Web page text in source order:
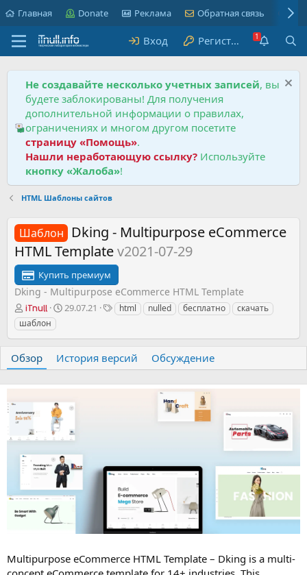
Главная Donate Реклама Обратная связь
Вход Регистрация
Не создавайте несколько учетных записей, вы
будете заблокированы! Для получения
дополнительной информации о правилах,
ограничениях и многом другом посетите
страницу «Помощь».
Нашли неработающую ссылку? Используйте
кнопку «Жалоба»!
HTML Шаблоны сайтов
Шаблон
Dking - Multipurpose eCommerce
HTML Templatev2021-07-29
Купить премиум
Dking - Multipurpose eCommerce HTML Template
А
в
т
р
iTnull
Д
с
о
я
29.07.21
Т html nulled бесплатно
скачать
шаблон
Обзор История версий Обсуждение
Multipurpose eCommerce HTML Template – Dking is a multi-